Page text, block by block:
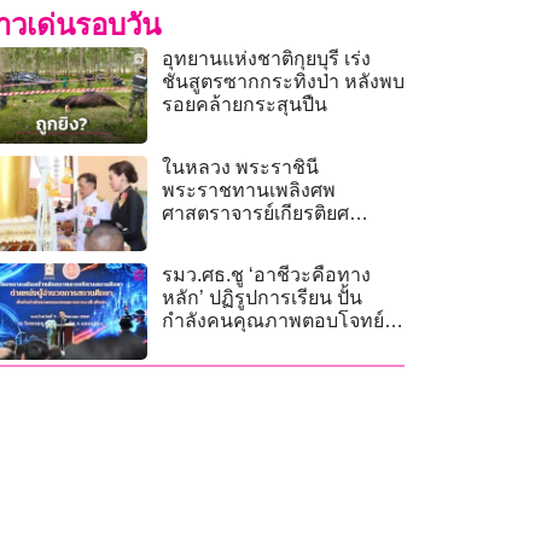
วเด่นรอบวัน
อุทยานแห่งชาติกุยบุรี เร่ง
ชันสูตรซากกระทิงป่า หลังพบ
รอยคล้ายกระสุนปืน
ในหลวง พระราชินี
พระราชทานเพลิงศพ
ศาสตราจารย์เกียรติยศ
รมว.ศธ.ชู ‘อาชีวะคือทาง
หลัก’ ปฏิรูปการเรียน ปั้น
กำลังคนคุณภาพตอบโจทย์